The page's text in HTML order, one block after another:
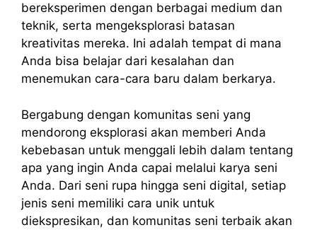
bereksperimen dengan berbagai medium dan
teknik, serta mengeksplorasi batasan
kreativitas mereka. Ini adalah tempat di mana
Anda bisa belajar dari kesalahan dan
menemukan cara-cara baru dalam berkarya.
Bergabung dengan komunitas seni yang
mendorong eksplorasi akan memberi Anda
kebebasan untuk menggali lebih dalam tentang
apa yang ingin Anda capai melalui karya seni
Anda. Dari seni rupa hingga seni digital, setiap
jenis seni memiliki cara unik untuk
diekspresikan, dan komunitas seni terbaik akan